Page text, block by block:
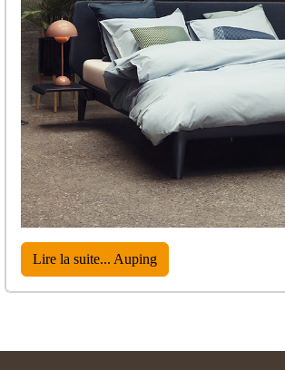
Lire la suite... Auping